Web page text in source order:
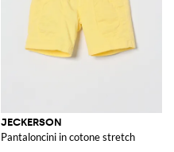
JECKERSON
Pantaloncini in cotone stretch